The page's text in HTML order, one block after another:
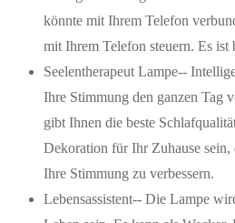
könnte mit Ihrem Telefon
mit Ihrem Telefon steuern. Es ist
Seelentherapeut Lampe--
Ihre Stimmung den ganzen Tag
gibt Ihnen die beste
Dekoration für Ihr Zuhause sein,
Ihre Stimmung zu verbessern.
Lebensassistent-- Die Lampe